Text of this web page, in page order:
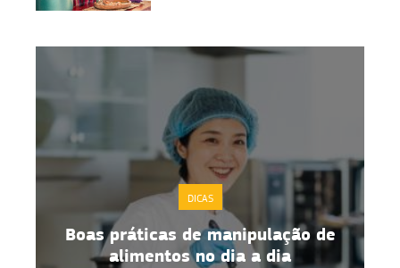
DICAS
Boas práticas de manipulação de
alimentos no dia a dia